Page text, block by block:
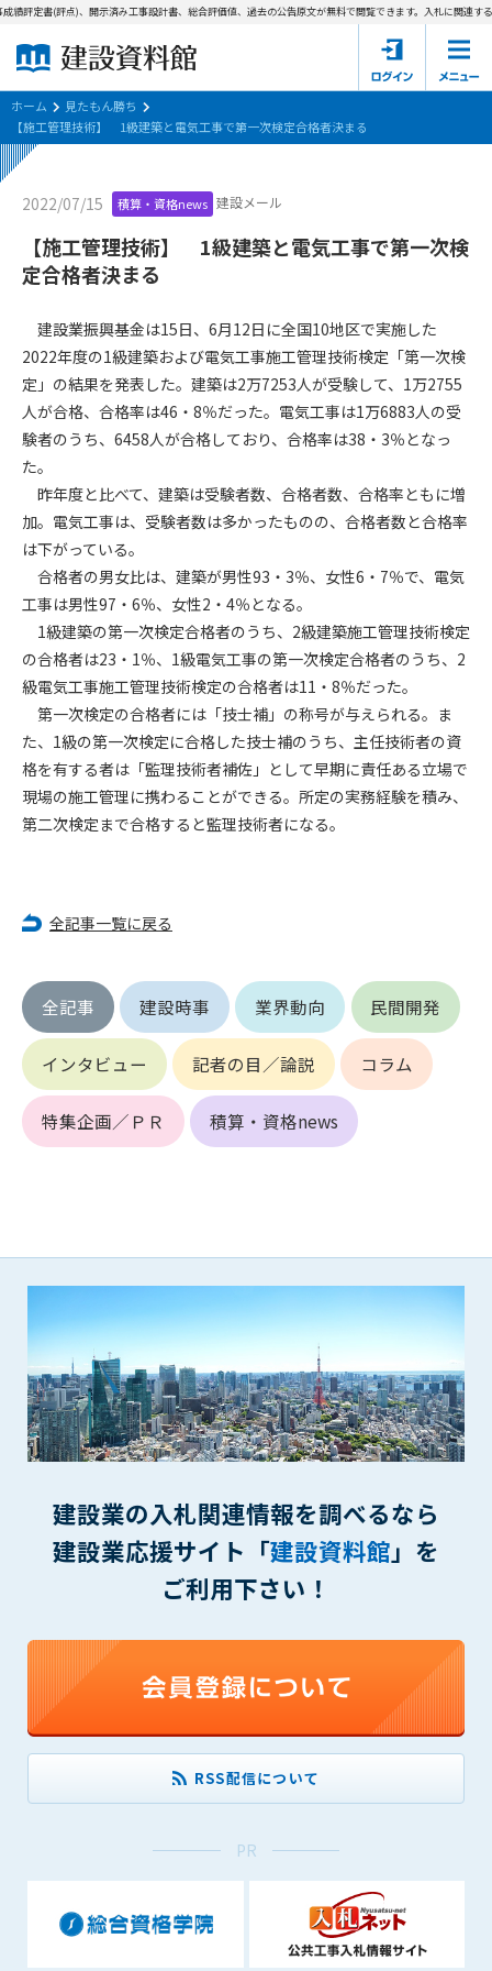
建設資料館とは
東京都の入札資料
国土交通省の入札資料
見たもん勝ち
会員登録について
サポーター会員一覧
会社概要 お問い合わせ
個人情報保護方針
会員規約
評定書(評点)、開示済み工事設計書、総合評価値、過去の公告原文が無料で閲覧できます。入札に関連する
ホーム
見たもん勝ち
【施工管理技術】 1級建築と電気工事で第一次検定合格者決まる
2022/07/15 積算・資格news 建設メール
【施工管理技術】 1級建築と電気工事で第一次検
定合格者決まる
建設業振興基金は15日、6月12日に全国10地区で実施した
2022年度の1級建築および電気工事施工管理技術検定「第一次検
定」の結果を発表した。建築は2万7253人が受験して、1万2755
人が合格、合格率は46・8％だった。電気工事は1万6883人の受
験者のうち、6458人が合格しており、合格率は38・3％となっ
た。
昨年度と比べて、建築は受験者数、合格者数、合格率ともに増
加。電気工事は、受験者数は多かったものの、合格者数と合格率
は下がっている。
合格者の男女比は、建築が男性93・3％、女性6・7％で、電気
工事は男性97・6％、女性2・4％となる。
1級建築の第一次検定合格者のうち、2級建築施工管理技術検定
の合格者は23・1％、1級電気工事の第一次検定合格者のうち、2
級電気工事施工管理技術検定の合格者は11・8％だった。
第一次検定の合格者には「技士補」の称号が与えられる。ま
た、1級の第一次検定に合格した技士補のうち、主任技術者の資
格を有する者は「監理技術者補佐」として早期に責任ある立場で
現場の施工管理に携わることができる。所定の実務経験を積み、
第二次検定まで合格すると監理技術者になる。
全記事一覧に戻る
全記事 建設時事 業界動向 民間開発
インタビュー 記者の目／論説 コラム
特集企画／ＰＲ 積算・資格news
建設業の入札関連情報を調べるなら
建設業応援サイト「建設資料館」を
ご利用下さい！
RSS配信について
PR
第1条（規約の目的）
会員サービスの利用条件等について定めるものです。
2. 管理者が建設資料館WEB上で随時掲載するルールは本規約の
一部を構成するものとします。
第2条（規約の変更）
本規約は、会員の了承を得ることなく、随時変更されることが
ちに全ての会員が了承したものとみなします。
第4条（会員審査および資格の取り消し）
会員とは、本規約を承諾の上、所定の会員申込手続きを完了
後、管理者がこれを承認した者をいいます。
第4条（会員の定義と登録）
1. 管理者は前条により審査の結果、会員申込みをした者が以下
の何れかの項目に該当することがわかった場合、その者の会
員としての権限を承認しないことがあります。
(1) 会員申し込みをした者が実在しなかった場合
(2) 本規約に違反した場合/li>
(3) 会員申し込みの際、申告事項に虚偽があった場合
(4) 会員申込者が管理者所定の手続き通りに会員申込手続き処
当することが判明した場合、会員資格を取り消すことがあり
第5条（IDおよびパスワードの管理）
1. 会員は申込の際に管理者が発行したIDおよびパスワードの使
用および管理について責任を負うものとします。
2. 会員は、自己のIDおよびパスワードを、貸与、譲渡、売買、
その他形態を問わず、第三者に利用させることはできませ
ん。
3. 会員は、IDおよびパスワードの管理不十分、使用上の過誤、
1. 会員は建設資料館WEB上で以下の行為をしないものとしま
す。
(1) 第三者または管理者の著作権、その他知的所有権を侵害す
る行為
(2) 第三者または管理者の財産、プライバシー等を侵害する行
為
(3) 第三者または管理者を誹謗中傷する行為
(4) 有害なコンピュータプログラム等を送信又は書き込む行為
(5) 第三者に不利益を与える行為
(7) 公序良俗に反する行為
(8) 犯罪的行為に結びつく行為
(9) その他、法律に反する行為
(10) 建設資料館から知り得た情報及びダウンロードした情報
に第三者に提供すること
第7条（登録内容の削除）
管理者は、会員が登録した内容が以下に該当する、またはその
恐れのあるものは、会員の承諾なく削除できるものとします。
(1) 登録されている情報が、第6条の定める禁止事項に該当する
と管理者が、判断した場合
(3) 広告掲載料金の支払が遅延した場合
第8条（サービスの変更・中止等）
管理者は、会員の承諾なく、本サービス内容の変更(新規追加、
廃止を含み)し、本サービスの運営を中止または廃止することが